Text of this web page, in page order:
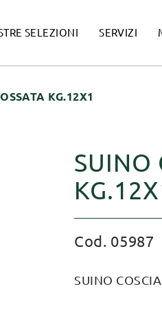
SELEZIONI SERVIZI
KG.12X1
SUINO
Cod. 05987
SUINO